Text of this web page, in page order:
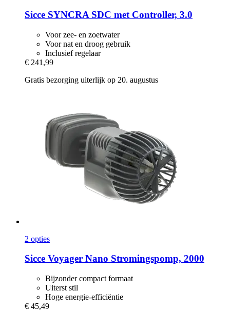
Sicce SYNCRA SDC met Controller, 3.0
Voor zee- en zoetwater
Voor nat en droog gebruik
Inclusief regelaar
€ 241,99
Gratis bezorging uiterlijk op 20. augustus
2 opties
Sicce Voyager Nano Stromingspomp, 2000
Bijzonder compact formaat
Uiterst stil
Hoge energie-efficiëntie
€ 45,49